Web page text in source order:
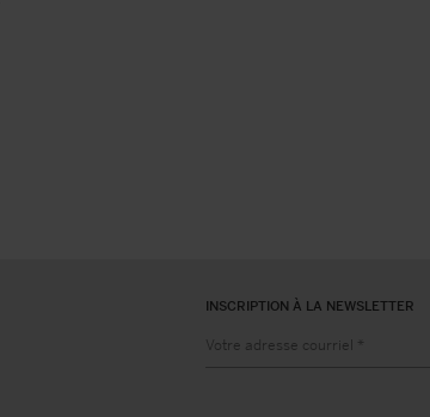
INSCRIPTION À LA NEWSLETTER